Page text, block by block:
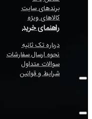
برندهای سایت
کالاهای ویژه
راهنمای خرید
درباره تک ثانیه
نحوه ارسال سفارشات
سوالات متداول
شرایط و قوانین